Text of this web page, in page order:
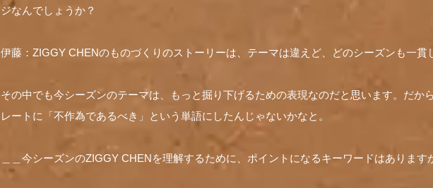
ジなんでしょうか？
伊藤：ZIGGY CHENのものづくりのストーリーは、テーマは違えど、どのシーズンも一貫
その中でも今シーズンのテーマは、もっと掘り下げるための表現なのだと思います。だか
レートに「不作為であるべき」という単語にしたんじゃないかなと。
＿＿今シーズンのZIGGY CHENを理解するために、ポイントになるキーワードはあります